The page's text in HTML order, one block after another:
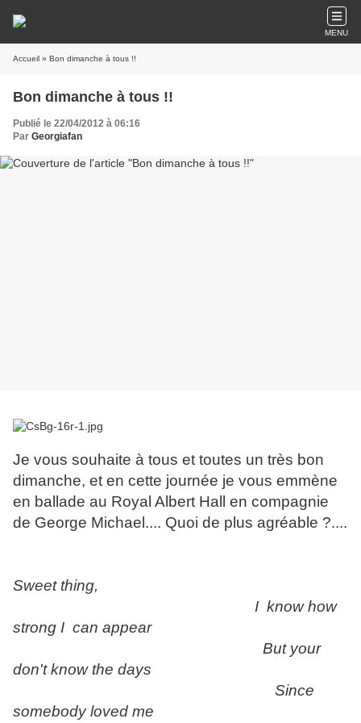
MENU
Accueil » Bon dimanche à tous !!
Bon dimanche à tous !!
Publié le 22/04/2012 à 06:16
Par Georgiafan
Je vous souhaite à tous et toutes un très bon
dimanche, et en cette journée je vous emmène
en ballade au Royal Albert Hall en compagnie
de George Michael.... Quoi de plus agréable ?....
Sweet thing,
I know how
strong I can appear
But your
don't know the days
Since
somebody loved me